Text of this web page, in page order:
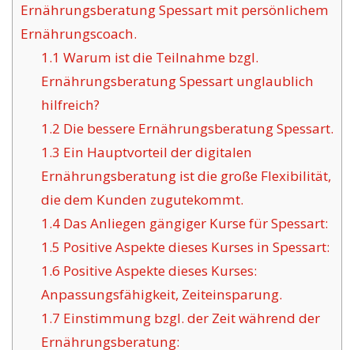
Ernährungsberatung Spessart mit persönlichem
Ernährungscoach.
1.1 Warum ist die Teilnahme bzgl.
Ernährungsberatung Spessart unglaublich
hilfreich?
1.2 Die bessere Ernährungsberatung Spessart.
1.3 Ein Hauptvorteil der digitalen
Ernährungsberatung ist die große Flexibilität,
die dem Kunden zugutekommt.
1.4Das Anliegen gängiger Kurse für Spessart:
1.5 Positive Aspekte dieses Kurses in Spessart:
1.6 Positive Aspekte dieses Kurses:
Anpassungsfähigkeit, Zeiteinsparung.
1.7 Einstimmung bzgl. der Zeit während der
Ernährungsberatung: